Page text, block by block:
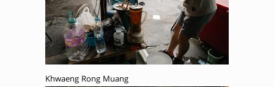
Khwaeng Rong Muang